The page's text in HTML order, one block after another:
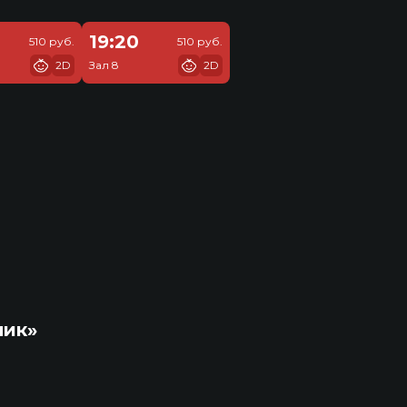
510 руб.
2D
19:20
Зал 8
510 руб.
2D